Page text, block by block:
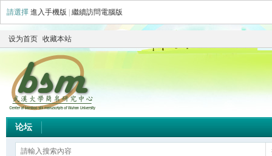
請選擇 進入手機版 繼續訪問電腦版
设为首页 收藏本站
论坛